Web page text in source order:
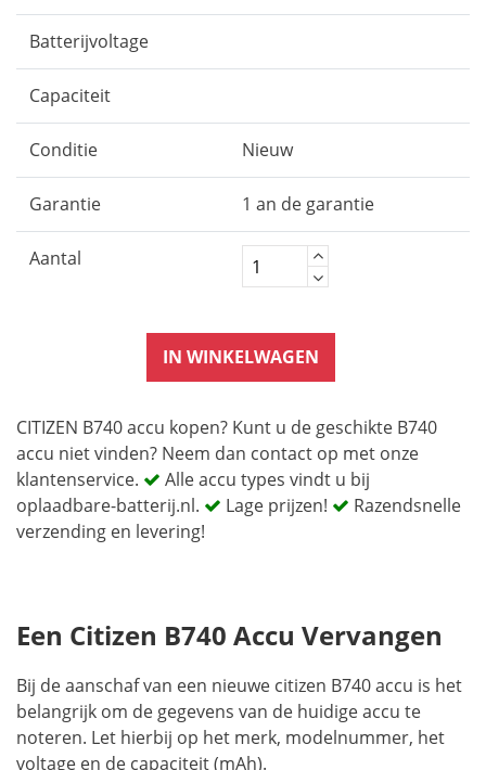
Batterijvoltage
Capaciteit
Conditie Nieuw
Garantie 1 an de garantie
Aantal
IN WINKELWAGEN
CITIZEN B740 accu kopen? Kunt u de geschikte B740
accu niet vinden? Neem dan contact op met onze
klantenservice.
Alle accu types vindt u bij
oplaadbare-batterij.nl.
Lage prijzen!
Razendsnelle
verzending en levering!
Een Citizen B740 Accu Vervangen
Bij de aanschaf van een nieuwe citizen B740 accu is het
belangrijk om de gegevens van de huidige accu te
noteren. Let hierbij op het merk, modelnummer, het
voltage en de capaciteit (mAh).